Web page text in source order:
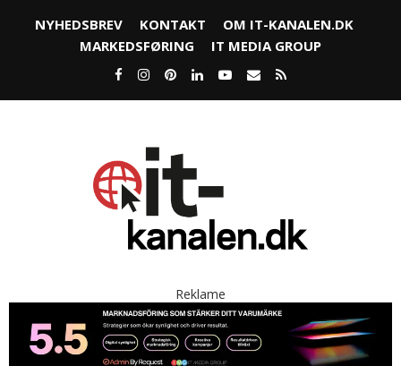
NYHEDSBREV KONTAKT
OM IT-KANALEN.DK
MARKEDSFØRING
IT MEDIA GROUP
Reklame